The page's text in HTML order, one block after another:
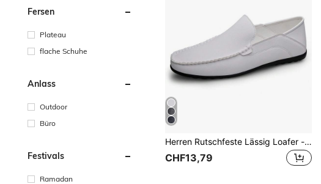
Fersen
Plateau
flache Schuhe
Anlass
Outdoor
Büro
Festivals
Ramadan
Herren Rutschfeste Lässig Loafer - einfarbige Mokassins, geeignet für den täglichen Gebrauch
CHF13,79